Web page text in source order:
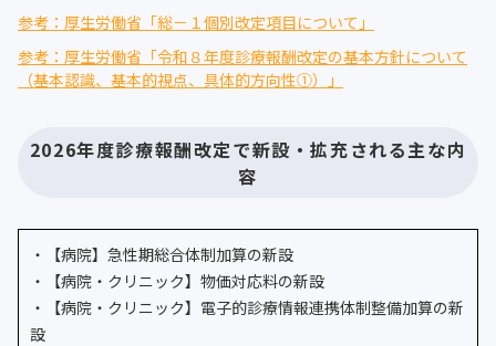
参考：厚生労働省「総－１個別改定項目について」
参考：厚生労働省「令和８年度診療報酬改定の基本方針について
（基本認識、基本的視点、具体的方向性①）」
2026年度診療報酬改定で新設・拡充される主な内
容
・【病院】急性期総合体制加算の新設
・【病院・クリニック】物価対応料の新設
・【病院・クリニック】電子的診療情報連携体制整備加算の新
設